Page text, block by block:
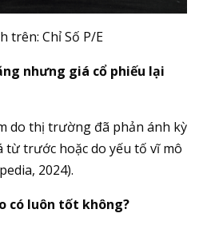
trên: Chỉ Số P/E
nhưng giá cổ phiếu lại
do thị trường đã phản ánh kỳ
từ trước hoặc do yếu tố vĩ mô
2024).
có luôn tốt không?